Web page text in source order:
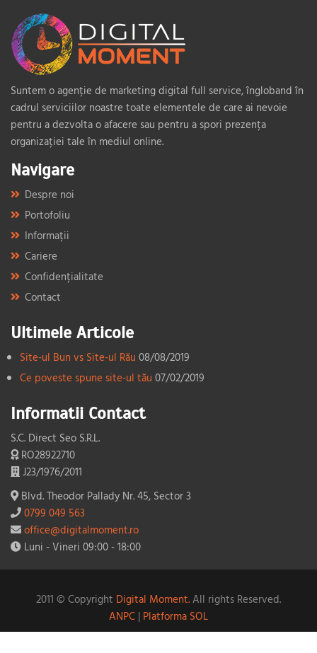
Suntem o agenție de marketing digital full service, îngloband în
cadrul serviciilor noastre toate elementele de care ai nevoie
pentru a dezvolta o afacere sau pentru a spori prezența
organizației tale în mediul online.
Navigare
Despre noi
Portofoliu
Informații
Cariere
Confidențialitate
Contact
Ultimele Articole
Site-ul Bun vs Site-ul Rău 08/08/2019
Ce poveste spune site-ul tău 07/02/2019
Informatii Contact
S.C. Direct Seo S.R.L.
RO28922710
J23/1976/2011
Blvd. Theodor Pallady Nr. 45, Sector 3
0799 049 563
office@digitalmoment.ro
Luni - Vineri 09:00 - 18:00
2011 © Copyright Digital Moment.All rights Reserved.
ANPC | Platforma SOL